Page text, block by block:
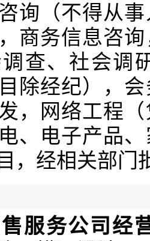
询（不得从
商务信息咨
查、社会调
目除经纪），
，网络工程
、电子产品
，经相关部门
服务公司经